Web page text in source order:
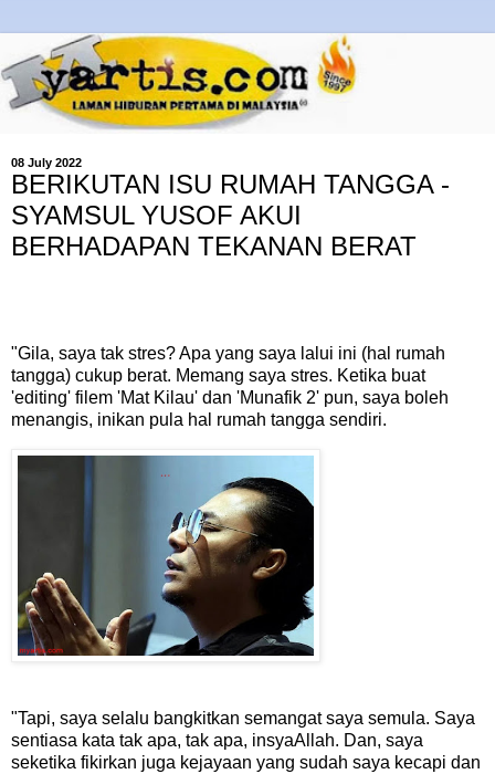
08 July 2022
BERIKUTAN ISU RUMAH TANGGA -
SYAMSUL YUSOF AKUI
BERHADAPAN TEKANAN BERAT
"Gila, saya tak stres? Apa yang saya lalui ini (hal rumah
tangga) cukup berat. Memang saya stres. Ketika buat
'editing' filem 'Mat Kilau' dan 'Munafik 2' pun, saya boleh
menangis, inikan pula hal rumah tangga sendiri.
"Tapi, saya selalu bangkitkan semangat saya semula. Saya
sentiasa kata tak apa, tak apa, insyaAllah. Dan, saya
seketika fikirkan juga kejayaan yang sudah saya kecapi dan